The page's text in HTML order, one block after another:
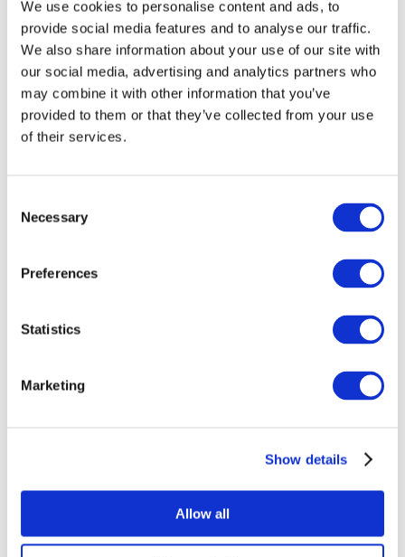
We use cookies to personalise content and ads, to
provide social media features and to analyse our traffic.
We also share information about your use of our site with
our social media, advertising and analytics partners who
may combine it with other information that you’ve
provided to them or that they’ve collected from your use
of their services.
Selection
Necessary
Preferences
Statistics
Marketing
Show details
Allow all
Творческий вечер
Наше спецпредложение
Применить